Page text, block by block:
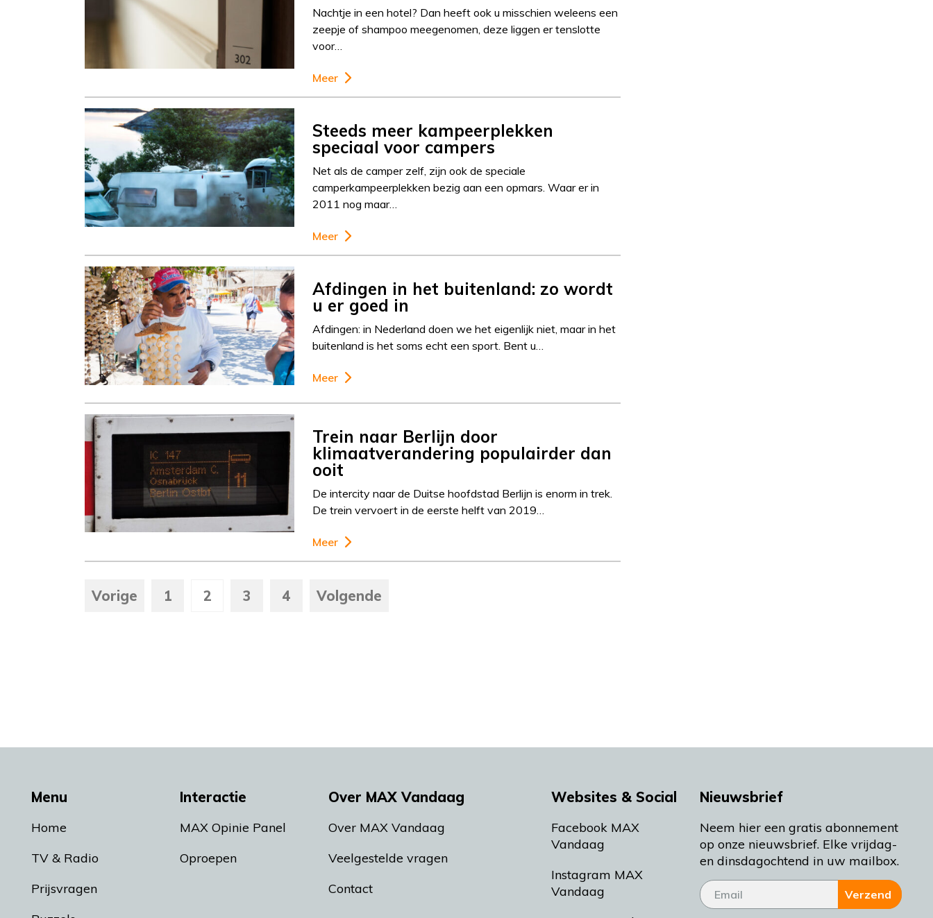
Nachtje in een hotel? Dan heeft ook u misschien weleens een
zeepje of shampoo meegenomen, deze liggen er tenslotte
voor…
Meer
Steeds meer kampeerplekken
speciaal voor campers
Net als de camper zelf, zijn ook de speciale
camperkampeerplekken bezig aan een opmars. Waar er in
2011 nog maar…
Meer
Afdingen in het buitenland: zo wordt
u er goed in
Afdingen: in Nederland doen we het eigenlijk niet, maar in het
buitenland is het soms echt een sport. Bent u…
Meer
Trein naar Berlijn door
klimaatverandering populairder dan
ooit
De intercity naar de Duitse hoofdstad Berlijn is enorm in trek.
De trein vervoert in de eerste helft van 2019…
Meer
Vorige 1 2 3 4 Volgende
Menu
Home
TV & Radio
Prijsvragen
Interactie
MAX Opinie Panel
Oproepen
Over MAX Vandaag
Over MAX Vandaag
Veelgestelde vragen
Contact
Websites & Social
Facebook MAX
Vandaag
Instagram MAX
Vandaag
Nieuwsbrief
Neem hier een gratis abonnement
op onze nieuwsbrief. Elke vrijdag-
en dinsdagochtend in uw mailbox.
Verzend